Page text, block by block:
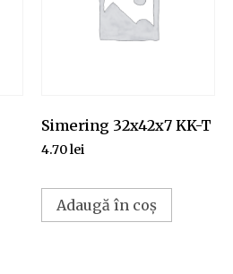
Simering 32x42x7 KK-T
4.70lei
Adaugă în coș